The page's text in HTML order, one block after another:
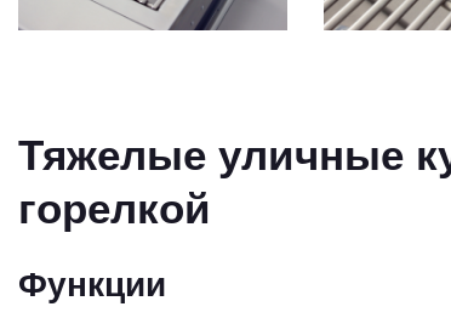
Тяжелые уличные
горелкой
Функции